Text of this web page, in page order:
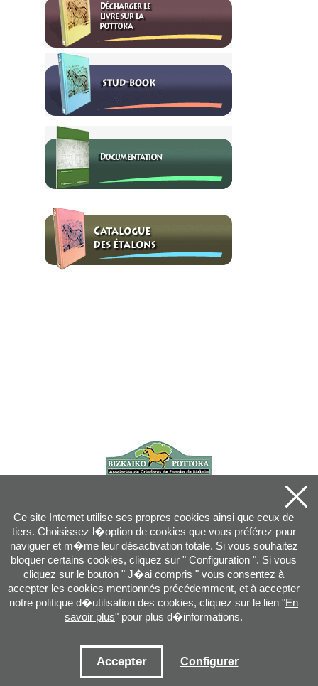
info@pottoka.info
Conditions d'Utilisation-Politique de Privacité-Politique des Cookies
Ce site Internet utilise ses propres cookies ainsi que ceux de
tiers. Choisissez l�option de cookies que vous préférez pour
naviguer et m�me leur désactivation totale. Si vous souhaitez
bloquer certains cookies, cliquez sur " Configuration ". Si vous
cliquez sur le bouton " J�ai compris " vous consentez à
accepter les cookies mentionnés précédemment, et à accepter
notre politique d�utilisation des cookies, cliquez sur le lien "En
savoir plus" pour plus d�informations.
Accepter Configurer